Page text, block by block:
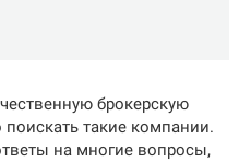
брокерскую
такие компании.
на многие вопросы,